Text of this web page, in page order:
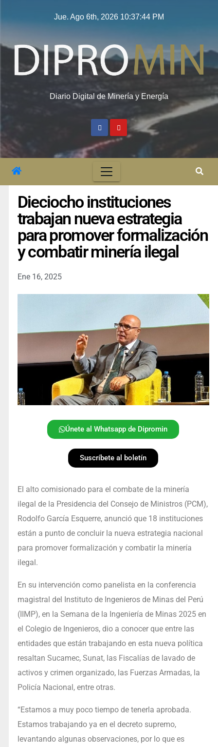
Jue. Ago 6th, 2026 10:37:45 PM
Diario Digital de Minería y Energía
Dieciocho instituciones
trabajan nueva estrategia
para promover formalización
y combatir minería ilegal
Ene 16, 2025
Únete al Whatsapp de Dipromin
Suscríbete al boletín
El alto comisionado para el combate de la minería
ilegal de la Presidencia del Consejo de Ministros (PCM),
Rodolfo García Esquerre, anunció que 18 instituciones
están a punto de concluir la nueva estrategia nacional
para promover formalización y combatir la minería
ilegal.
En su intervención como panelista en la conferencia
magistral del Instituto de Ingenieros de Minas del Perú
(IIMP), en la Semana de la Ingeniería de Minas 2025 en
el Colegio de Ingenieros, dio a conocer que entre las
entidades que están trabajando en esta nueva política
resaltan Sucamec, Sunat, las Fiscalías de lavado de
activos y crimen organizado, las Fuerzas Armadas, la
Policía Nacional, entre otras.
“Estamos a muy poco tiempo de tenerla aprobada.
Estamos trabajando ya en el decreto supremo,
levantando algunas observaciones, por lo que es